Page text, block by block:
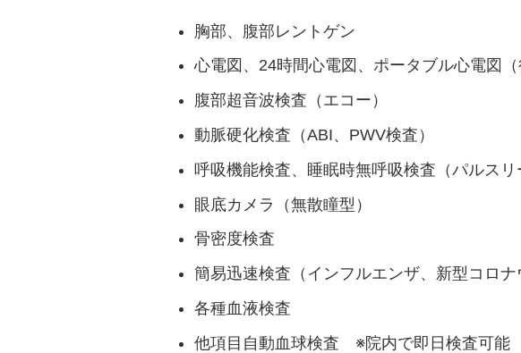
胸部、腹部レントゲン
心電図、24時間心電図、 ポータブル心電図（
腹部超音波検査（エコー）
動脈硬化検査（ABI、PWV検査）
呼吸機能検査、 睡眠時無呼吸検査（パルスリ
眼底カメラ（無散瞳型）
骨密度検査
簡易迅速検査 （インフルエンザ、新型コロ
各種血液検査
他項目自動血球検査 ※院内で即日検査可能